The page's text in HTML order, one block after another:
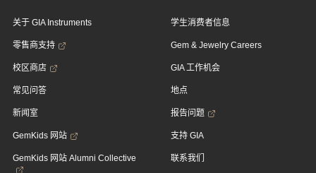
关于 GIA Instruments
零售商支持
校区商店
常见问答
新闻室
GemKids 网站
GemKids 网站 Alumni Collective
学生消费者信息
Gem & Jewelry Careers
GIA 工作机会
地点
报告问题
支持 GIA
联系我们